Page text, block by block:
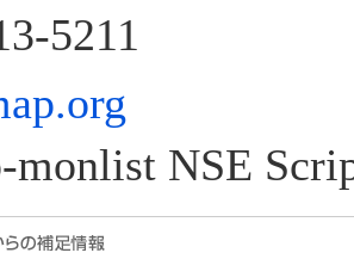
5211
monlist NSE